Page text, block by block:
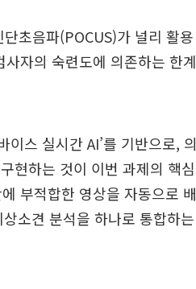
초음파(POCUS)가 널리 활용
자의 숙련도에 의존하는 한계
스 실시간 AI’를 기반으로, 의
현하는 것이 이번 과제의 핵심
부적합한 영상을 자동으로 배
소견 분석을 하나로 통합하는